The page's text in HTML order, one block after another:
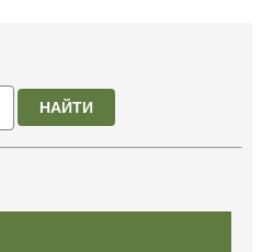
НАЙТИ